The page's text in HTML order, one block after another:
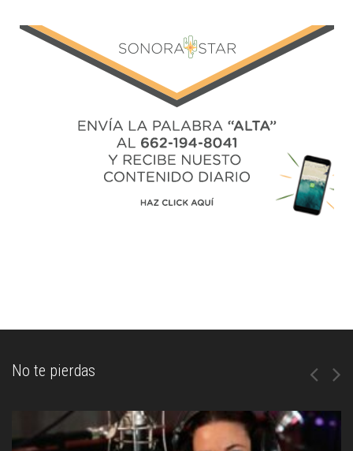
No te pierdas